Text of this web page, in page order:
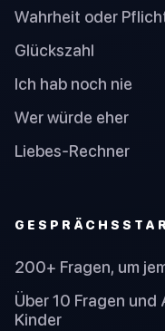
Wahrheit oder
Glückszahl
Ich hab noch nie
Wer würde eher
Liebes-Rechner
200+ Fragen, um
Über 10 Fragen
Kinder